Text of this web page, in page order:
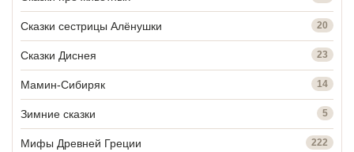
Сказки сестрицы Алёнушки 20
Сказки Диснея 23
Мамин-Сибиряк 14
Зимние сказки 5
Мифы Древней Греции 222